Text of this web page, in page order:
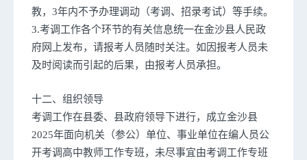
教，3年内不予办理调动（考调、招录考试）等手续。
3.考调工作各个环节的有关信息统一在金沙县人民政
府网上发布，请报考人员随时关注。如因报考人员未
及时阅读而引起的后果，由报考人员承担。
十二、组织领导
考调工作在县委、县政府领导下进行，成立金沙县
2025年面向机关（参公）单位、事业单位在编人员公
开考调高中教师工作专班，未尽事宜由考调工作专班